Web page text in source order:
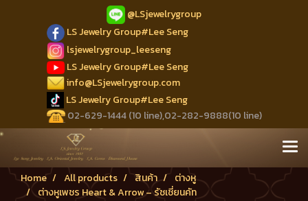
@LSjewelrygroup
LS Jewelry Group#Lee Seng
lsjewelrygroup_leeseng
LS Jewelry Group#Lee Seng
info@LSjewelrygroup.com
LS Jewelry Group#Lee Seng
02-629-1444 (10 line),02-282-9888(10 line)
Home All products สินค้า
ต่างหู
ต่างหูเพชร Heart & Arrow – รัชเชี่ยนคัท